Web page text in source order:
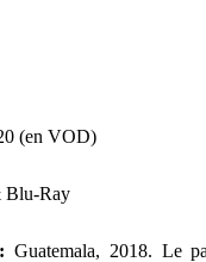
(en VOD)
Ray
Guatemala, 2018. Le